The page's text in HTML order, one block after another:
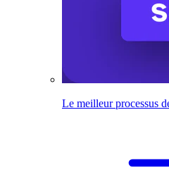
Le meilleur processus